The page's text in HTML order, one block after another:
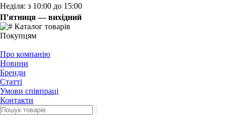
Неділя: з 10:00 до 15:00
П’ятниця — вихідний
Каталог товарів
Покупцям
Про компанію
Новини
Бренди
Статті
Умови співпраці
Контакти